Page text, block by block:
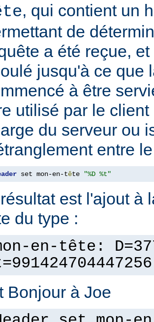
, qui contient un
de
a été reçue,
jusqu'à ce que
à être
utilisé par le
du serveur ou
entre
set mon-en-tête "%D %t"
est l'ajout à
du type :
en-tête:
Bonjour à Joe